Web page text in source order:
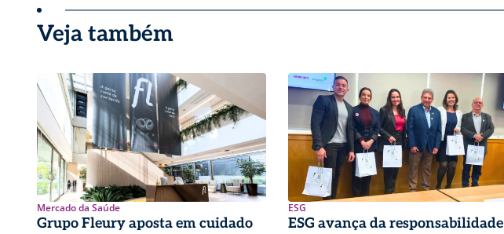
Veja também
Mercado da Saúde
Grupo Fleury aposta em cuidado
ESG
ESG avança da responsabilidade